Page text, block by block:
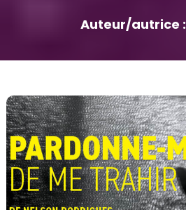
Auteur/autrice :